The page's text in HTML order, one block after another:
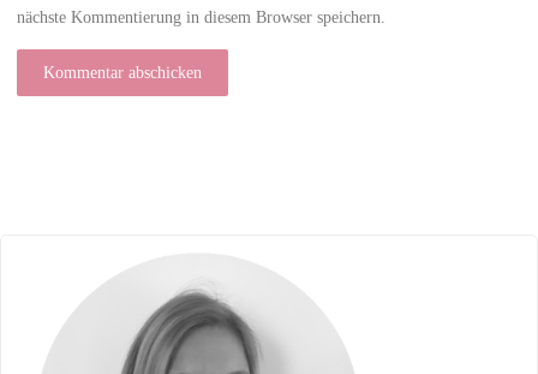
nächste Kommentierung in diesem Browser speichern.